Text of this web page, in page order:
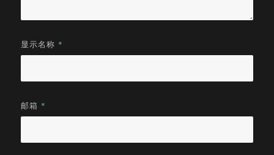
显示名称 *
邮箱 *